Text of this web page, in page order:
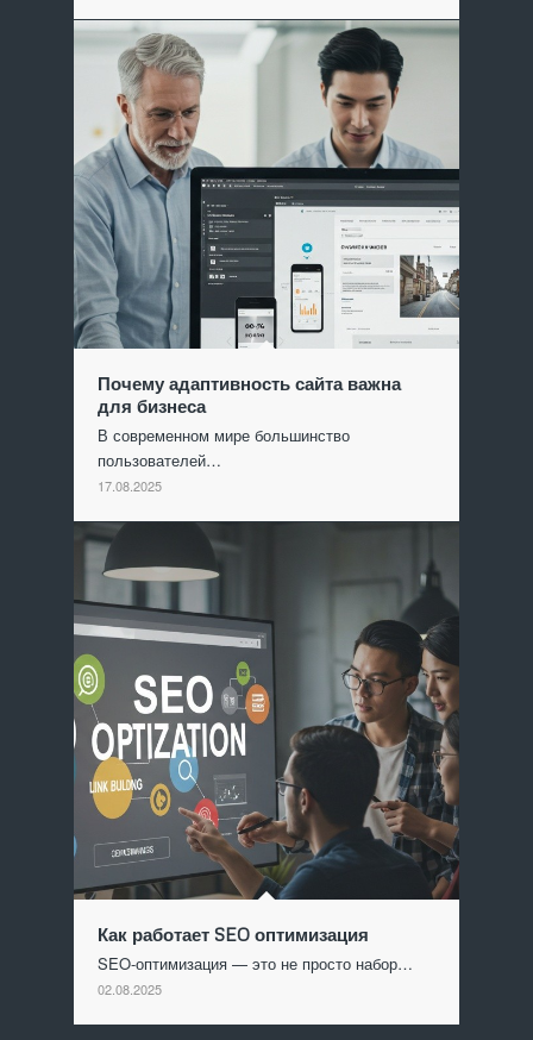
Почему адаптивность сайта важна
для бизнеса
В современном мире большинство
пользователей…
17.08.2025
Как работает SEO оптимизация
SEO-оптимизация — это не просто набор…
02.08.2025